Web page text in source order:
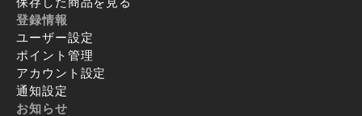
登録情報
ユーザー設定
ポイント管理
アカウント設定
通知設定
お知らせ